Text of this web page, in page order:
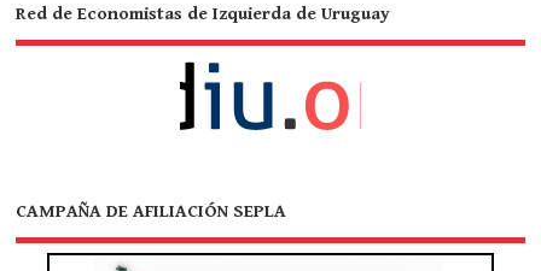
Red de Economistas de Izquierda de Uruguay
CAMPAÑA DE AFILIACIÓN SEPLA